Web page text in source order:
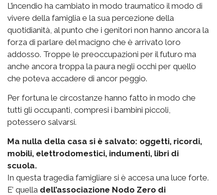
L’incendio ha cambiato in modo traumatico il modo di
vivere della famiglia e la sua percezione della
quotidianità, al punto che i genitori non hanno ancora la
forza di parlare del macigno che è arrivato loro
addosso. Troppe le preoccupazioni per il futuro ma
anche ancora troppa la paura negli occhi per quello
che poteva accadere di ancor peggio.
Per fortuna le circostanze hanno fatto in modo che
tutti gli occupanti, compresi i bambini piccoli,
potessero salvarsi.
Ma nulla della casa si è salvato: oggetti, ricordi,
mobili, elettrodomestici, indumenti, libri di
scuola.
In questa tragedia famigliare si è accesa una luce forte.
E’ quella dell’associazione Nodo Zero di